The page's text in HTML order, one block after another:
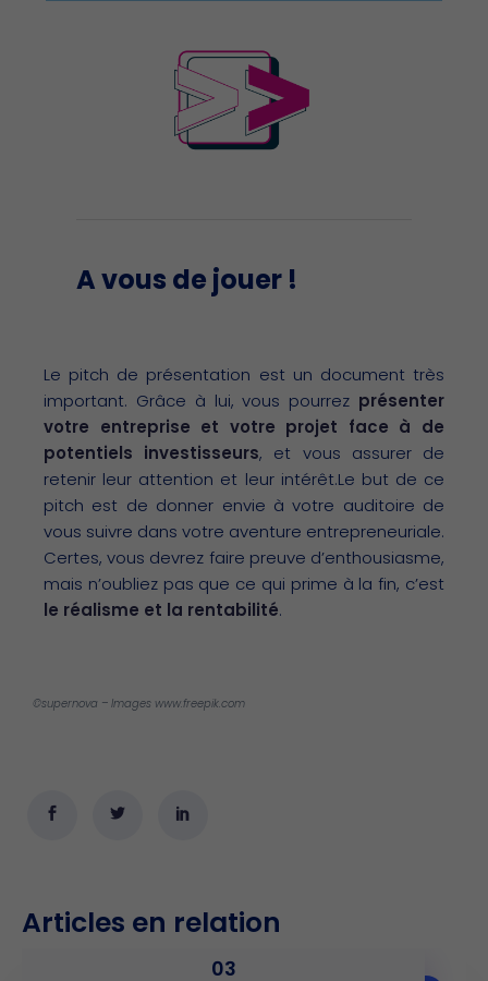
A vous de jouer !
Le pitch de présentation est un document très
important. Grâce à lui, vous pourrez présenter
votre entreprise et votre projet face à de
potentiels investisseurs, et vous assurer de
retenir leur attention et leur intérêt.Le but de ce
pitch est de donner envie à votre auditoire de
vous suivre dans votre aventure entrepreneuriale.
Certes, vous devrez faire preuve d’enthousiasme,
mais n’oubliez pas que ce qui prime à la fin, c’est
le réalisme et la rentabilité.
©supernova – Images www.freepik.com
Articles en relation
03